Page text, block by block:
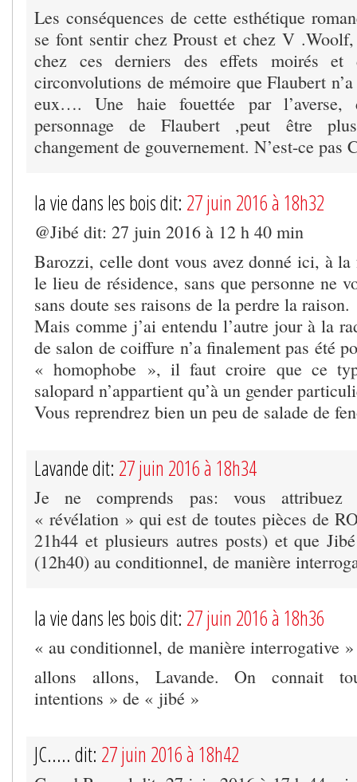
Les conséquences de cette esthétique
se font sentir chez Proust et chez V
chez ces derniers des effets moirés et
circonvolutions de mémoire que Flaubert
eux…. Une haie fouettée par l’averse,
personnage de Flaubert ,peut être
changement de gouvernement. N’est-ce pas
la vie dans les bois dit: 27 juin 2016 à 18h32
@Jibé dit: 27 juin 2016 à 12 h 40 min
Barozzi, celle dont vous avez donné ici, à
le lieu de résidence, sans que personne ne
sans doute ses raisons de la perdre la raison.
Mais comme j’ai entendu l’autre jour à la
de salon de coiffure n’a finalement pas été
« homophobe », il faut croire que ce
salopard n’appartient qu’à un gender
Vous reprendrez bien un peu de salade de
Lavande dit: 27 juin 2016 à 18h34
Je ne comprends pas: vous
« révélation » qui est de toutes pièces de
21h44 et plusieurs autres posts) et que
(12h40) au conditionnel, de manière
la vie dans les bois dit: 27 juin 2016 à 18h36
« au conditionnel, de manière interrogative »
allons allons, Lavande. On connait
intentions » de « jibé »
JC..... dit: 27 juin 2016 à 18h42